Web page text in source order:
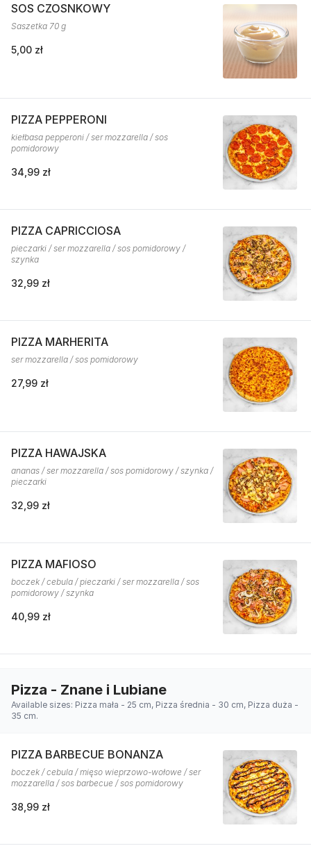
SOS CZOSNKOWY
Saszetka 70 g
5,00 zł
PIZZA PEPPERONI
kiełbasa pepperoni / ser mozzarella / sos
pomidorowy
34,99 zł
PIZZA CAPRICCIOSA
pieczarki / ser mozzarella / sos pomidorowy /
szynka
32,99 zł
PIZZA MARHERITA
ser mozzarella / sos pomidorowy
27,99 zł
PIZZA HAWAJSKA
ananas / ser mozzarella / sos pomidorowy / szynka /
pieczarki
32,99 zł
PIZZA MAFIOSO
boczek / cebula / pieczarki / ser mozzarella / sos
pomidorowy / szynka
40,99 zł
Pizza - Znane i Lubiane
Available sizes: Pizza mała - 25 cm, Pizza średnia - 30 cm, Pizza duża -
35 cm.
PIZZA BARBECUE BONANZA
boczek / cebula / mięso wieprzowo-wołowe / ser
mozzarella / sos barbecue / sos pomidorowy
38,99 zł